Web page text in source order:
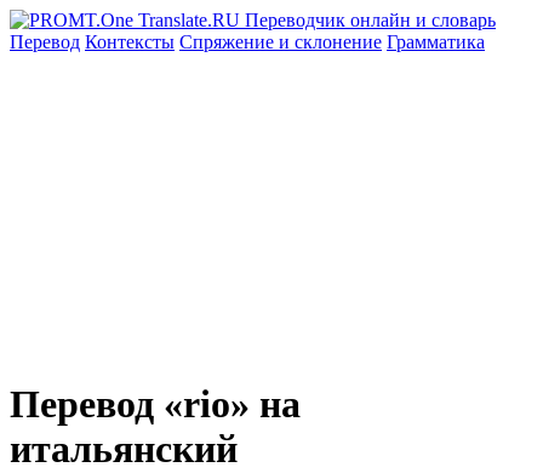
Перевод Контексты Спряжение и склонение Грамматика
Перевод «rio» на
итальянский